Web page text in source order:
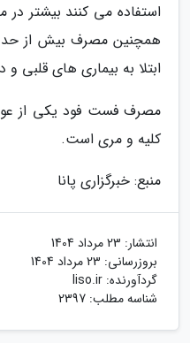
استفاده می کنند بیشتر
همچنین مصرف بیش از حد
ابتلا به بیماری های قلبی
مصرف فست فود یکی از
کلیه و مری است.
منبع: خبرگزاری پانا
انتشار: 23 مرداد 1404
بروزرسانی: 23 مرداد 1404
گردآورنده: liso.ir
شناسه مطلب: 2397